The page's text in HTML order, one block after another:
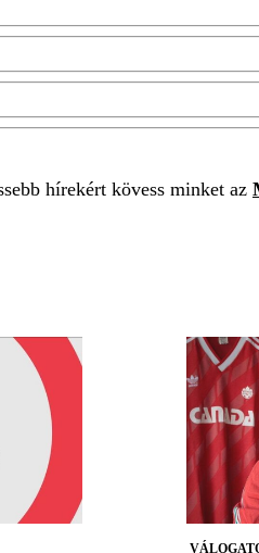
hírekért kövess minket az